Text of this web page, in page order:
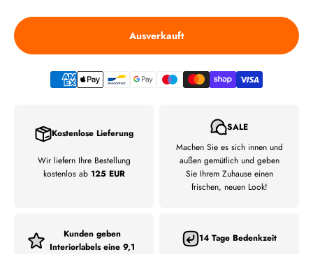
Ausverkauft
Kostenlose Lieferung
Wir liefern Ihre Bestellung
kostenlos ab 125 EUR
SALE
Machen Sie es sich innen und
außen gemütlich und geben
Sie Ihrem Zuhause einen
frischen, neuen Look!
Kunden geben
Interiorlabels eine 9,1
14 Tage Bedenkzeit